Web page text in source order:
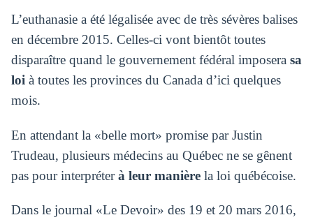
L’euthanasie a été légalisée avec de très sévères balises
en décembre 2015. Celles-ci vont bientôt toutes
disparaître quand le gouvernement fédéral imposera sa
loi à toutes les provinces du Canada d’ici quelques
mois.
En attendant la «belle mort» promise par Justin
Trudeau, plusieurs médecins au Québec ne se gênent
pas pour interpréterà leur manièrela loi québécoise.
Dans le journal «Le Devoir» des 19 et 20 mars 2016,